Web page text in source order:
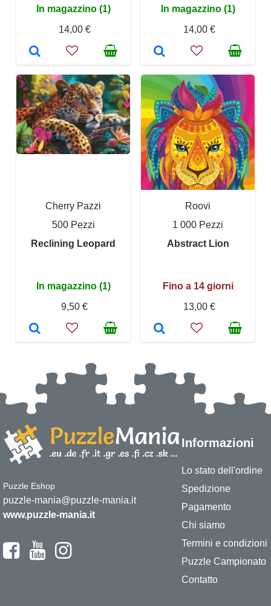
In magazzino (1)
14,00 €
In magazzino (1)
14,00 €
Cherry Pazzi
500 Pezzi
Reclining Leopard
In magazzino (1)
9,50 €
Roovi
1 000 Pezzi
Abstract Lion
Fino a 14 giorni
13,00 €
Puzzle Eshop
puzzle-mania@puzzle-mania.it
www.puzzle-mania.it
Informazioni
Lo stato dell'ordine
Spedizione
Pagamento
Chi siamo
Termini e condizioni
Puzzle Campionato
Contatto